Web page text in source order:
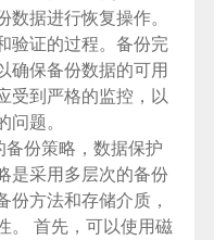
据进行恢复操作。
验证的过程。备份完
确保备份数据的可用
受到严格的监控，以
题。
备份策略，数据保护
是采用多层次的备份
方法和存储介质，
。 首先，可以使用磁